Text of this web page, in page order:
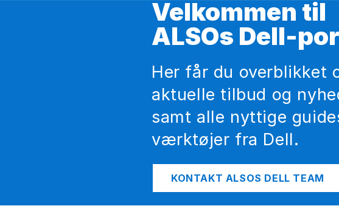
Velkommen til
ALSOs Dell-
Her får du overblikket
aktuelle tilbud og
samt alle nyttige
værktøjer fra Dell.
KONTAKT ALSOS DELL TEAM